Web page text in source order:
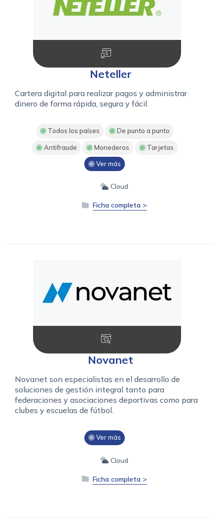
Neteller
Cartera digital para realizar pagos y administrar
dinero de forma rápida, segura y fácil.
Todos los países De punto a punto
Antifraude Monederos Tarjetas
Ver más
Cloud
Ficha completa >
Novanet
Novanet son especialistas en el desarrollo de
soluciones de gestión integral tanto para
federaciones y asociaciones deportivas como para
clubes y escuelas de fútbol.
Ver más
Cloud
Ficha completa >